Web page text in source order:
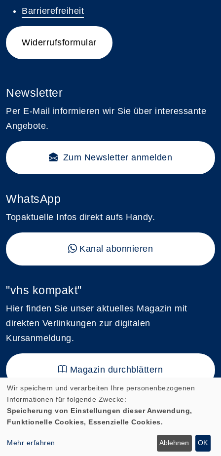
Barrierefreiheit
Widerrufsformular
Newsletter
Per E-Mail informieren wir Sie über interessante
Angebote.
Zum Newsletter anmelden
WhatsApp
Topaktuelle Infos direkt aufs Handy.
Kanal abonnieren
"vhs kompakt"
Hier finden Sie unser aktuelles Magazin mit
direkten Verlinkungen zur digitalen
Kursanmeldung.
Magazin durchblättern
Cookie Einstellungen
Wir speichern und verarbeiten Ihre personenbezogenen
Informationen für folgende Zwecke:
Speicherung von Einstellungen dieser Anwendung,
Funktionelle Cookies, Essenzielle Cookies.
Mehr erfahren Ablehnen OK